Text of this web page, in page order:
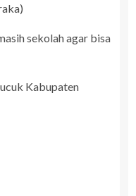
sekolah agar bisa
Kabupaten